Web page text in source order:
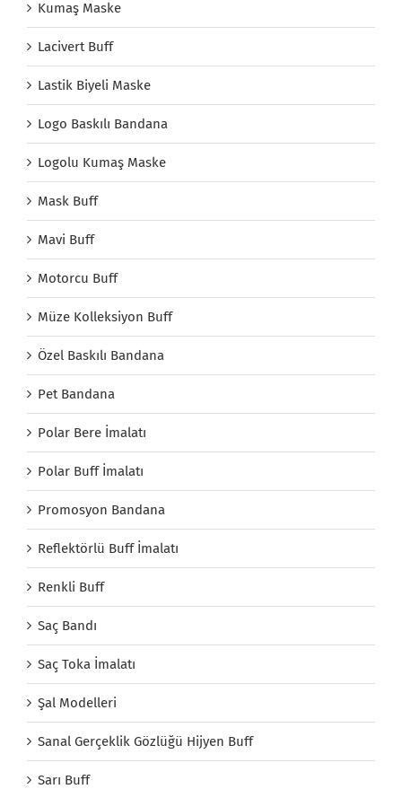
Kumaş Maske
Lacivert Buff
Lastik Biyeli Maske
Logo Baskılı Bandana
Logolu Kumaş Maske
Mask Buff
Mavi Buff
Motorcu Buff
Müze Kolleksiyon Buff
Özel Baskılı Bandana
Pet Bandana
Polar Bere İmalatı
Polar Buff İmalatı
Promosyon Bandana
Reflektörlü Buff İmalatı
Renkli Buff
Saç Bandı
Saç Toka İmalatı
Şal Modelleri
Sanal Gerçeklik Gözlüğü Hijyen Buff
Sarı Buff